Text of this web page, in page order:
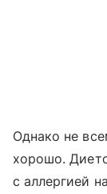
Однако не
хорошо.
с аллергией